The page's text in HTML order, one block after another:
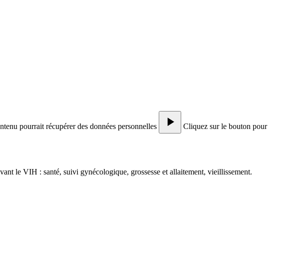
pourrait récupérer des données personnelles Cliquez sur le bouton pour
le VIH : santé, suivi gynécologique, grossesse et allaitement, vieillissement.